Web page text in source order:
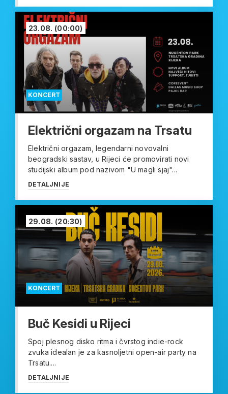
KONCERT
23.08. (00:00)
Električni orgazam na Trsatu
Električni orgazam, legendarni novovalni
beogradski sastav, u Rijeci će promovirati novi
studijski album pod nazivom "U magli sjaj"...
DETALJNIJE
KONCERT
29.08. (20:30)
Buč Kesidi u Rijeci
Spoj plesnog disko ritma i čvrstog indie-rock
zvuka idealan je za kasnoljetni open-air party na
Trsatu....
DETALJNIJE